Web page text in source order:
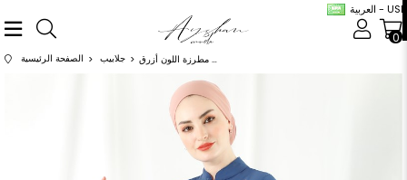
العربية - USD
0
الصفحة الرئيسية جلابيب عباية مطرزة اللون أزرق